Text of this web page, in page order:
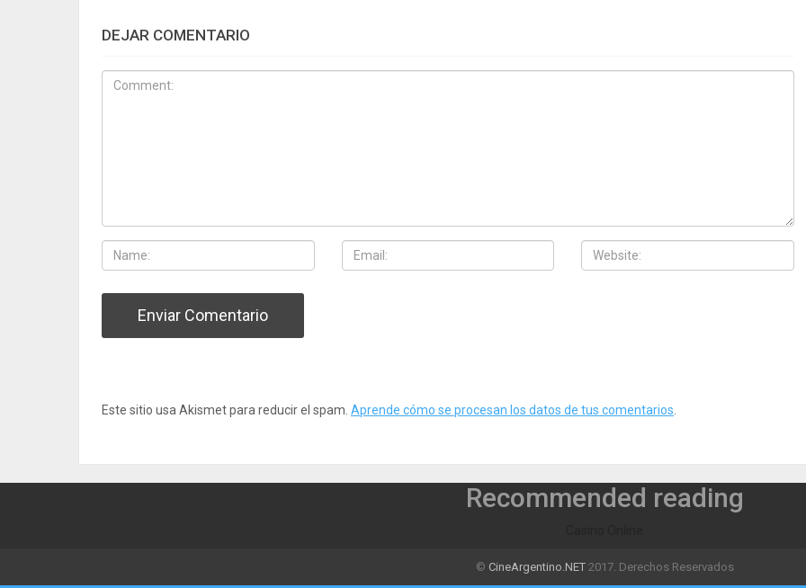
DEJAR COMENTARIO
Este sitio usa Akismet para reducir el spam. Aprende cómo se procesan los datos de tus comentarios
Recommended reading
© CineArgentino.NET2017. Derechos Reservados